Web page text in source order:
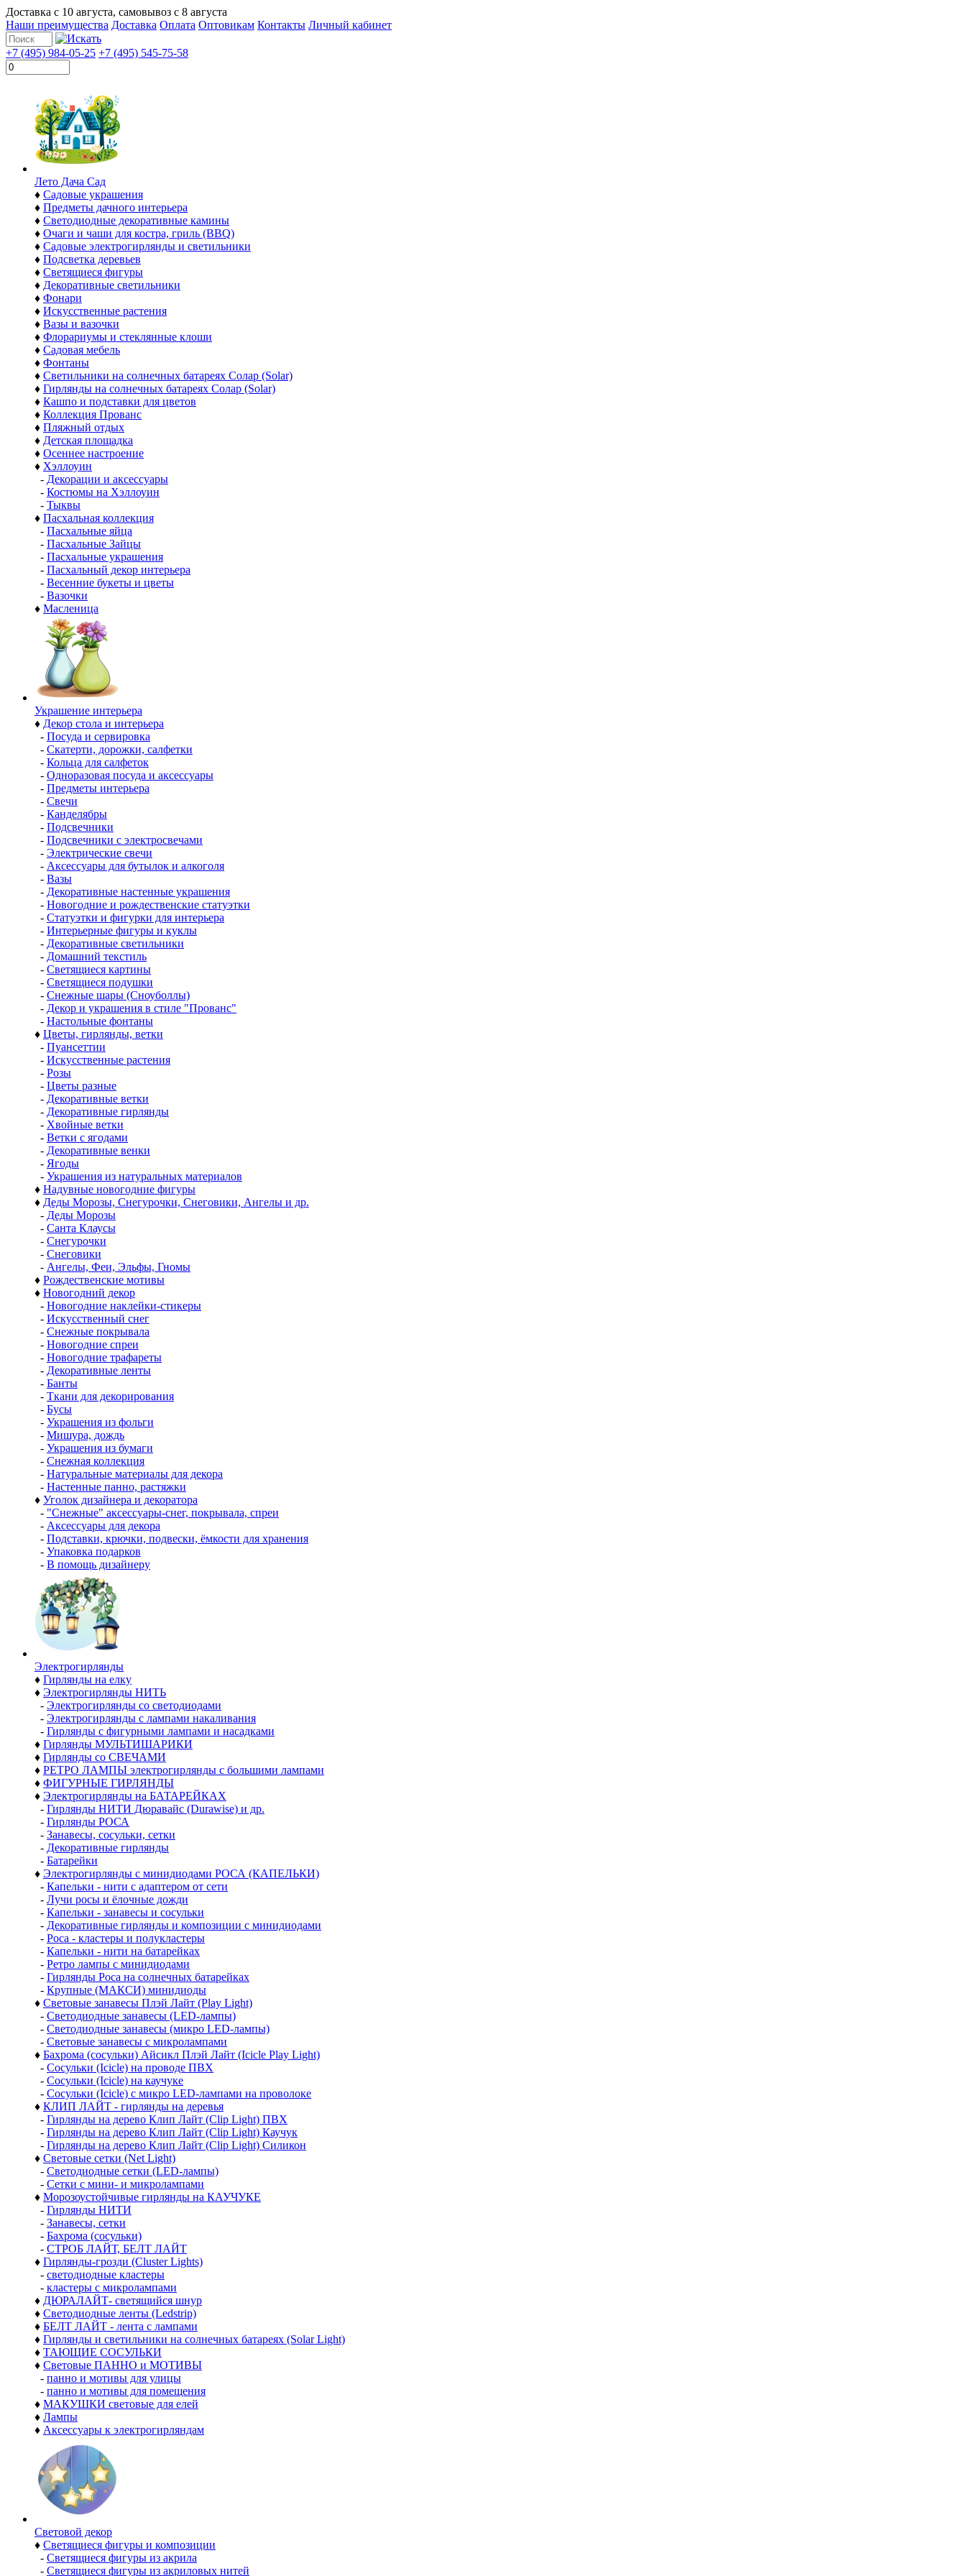
Доставка с 10 августа, самовывоз с 8 августа
Наши преимущества Доставка Оплата Оптовикам Контакты Личный кабинет
+7 (495) 984-05-25 +7 (495) 545-75-58
Лето Дача Сад
♦ Садовые украшения
♦ Предметы дачного интерьера
♦ Светодиодные декоративные камины
♦ Очаги и чаши для костра, гриль (BBQ)
♦ Садовые электрогирлянды и светильники
♦ Подсветка деревьев
♦ Светящиеся фигуры
♦ Декоративные светильники
♦ Фонари
♦ Искусственные растения
♦ Вазы и вазочки
♦ Флорариумы и стеклянные клоши
♦ Садовая мебель
♦ Фонтаны
♦ Светильники на солнечных батареях Солар (Solar)
♦ Гирлянды на солнечных батареях Солар (Solar)
♦ Кашпо и подставки для цветов
♦ Коллекция Прованс
♦ Пляжный отдых
♦ Детская площадка
♦ Осеннее настроение
♦ Хэллоуин
- Декорации и аксессуары
- Костюмы на Хэллоуин
- Тыквы
♦ Пасхальная коллекция
- Пасхальные яйца
- Пасхальные Зайцы
- Пасхальные украшения
- Пасхальный декор интерьера
- Весенние букеты и цветы
- Вазочки
♦ Масленица
Украшение интерьера
♦ Декор стола и интерьера
- Посуда и сервировка
- Скатерти, дорожки, салфетки
- Кольца для салфеток
- Одноразовая посуда и аксессуары
- Предметы интерьера
- Свечи
- Канделябры
- Подсвечники
- Подсвечники с электросвечами
- Электрические свечи
- Аксессуары для бутылок и алкоголя
- Вазы
- Декоративные настенные украшения
- Новогодние и рождественские статуэтки
- Статуэтки и фигурки для интерьера
- Интерьерные фигуры и куклы
- Декоративные светильники
- Домашний текстиль
- Светящиеся картины
- Светящиеся подушки
- Снежные шары (Сноуболлы)
- Декор и украшения в стиле "Прованс"
- Настольные фонтаны
♦ Цветы, гирлянды, ветки
- Пуансеттии
- Искусственные растения
- Розы
- Цветы разные
- Декоративные ветки
- Декоративные гирлянды
- Хвойные ветки
- Ветки с ягодами
- Декоративные венки
- Ягоды
- Украшения из натуральных материалов
♦ Надувные новогодние фигуры
♦ Деды Морозы, Снегурочки, Снеговики, Ангелы и др.
- Деды Морозы
- Санта Клаусы
- Снегурочки
- Снеговики
- Ангелы, Феи, Эльфы, Гномы
♦ Рождественские мотивы
♦ Новогодний декор
- Новогодние наклейки-стикеры
- Искусственный снег
- Снежные покрывала
- Новогодние спреи
- Новогодние трафареты
- Декоративные ленты
- Банты
- Ткани для декорирования
- Бусы
- Украшения из фольги
- Мишура, дождь
- Украшения из бумаги
- Снежная коллекция
- Натуральные материалы для декора
- Настенные панно, растяжки
♦ Уголок дизайнера и декоратора
- "Снежные" аксессуары-снег, покрывала, спреи
- Аксессуары для декора
- Подставки, крючки, подвески, ёмкости для хранения
- Упаковка подарков
- В помощь дизайнеру
Электро­гирлянды
♦ Гирлянды на елку
♦ Электрогирлянды НИТЬ
- Электрогирлянды со светодиодами
- Электрогирлянды с лампами накаливания
- Гирлянды с фигурными лампами и насадками
♦ Гирлянды МУЛЬТИШАРИКИ
♦ Гирлянды со СВЕЧАМИ
♦ РЕТРО ЛАМПЫ электрогирлянды с большими лампами
♦ ФИГУРНЫЕ ГИРЛЯНДЫ
♦ Электрогирлянды на БАТАРЕЙКАХ
- Гирлянды НИТИ Дюравайс (Durawise) и др.
- Гирлянды РОСА
- Занавесы, сосульки, сетки
- Декоративные гирлянды
- Батарейки
♦ Электрогирлянды с минидиодами РОСА (КАПЕЛЬКИ)
- Капельки - нити с адаптером от сети
- Лучи росы и ёлочные дожди
- Капельки - занавесы и сосульки
- Декоративные гирлянды и композиции с минидиодами
- Роса - кластеры и полукластеры
- Капельки - нити на батарейках
- Ретро лампы с минидиодами
- Гирлянды Роса на солнечных батарейках
- Крупные (МАКСИ) минидиоды
♦ Световые занавесы Плэй Лайт (Play Light)
- Светодиодные занавесы (LED-лампы)
- Светодиодные занавесы (микро LED-лампы)
- Световые занавесы с микролампами
♦ Бахрома (сосульки) Айсикл Плэй Лайт (Icicle Play Light)
- Сосульки (Icicle) на проводе ПВХ
- Сосульки (Icicle) на каучуке
- Сосульки (Icicle) с микро LED-лампами на проволоке
♦ КЛИП ЛАЙТ - гирлянды на деревья
- Гирлянды на дерево Клип Лайт (Clip Light) ПВХ
- Гирлянды на дерево Клип Лайт (Clip Light) Каучук
- Гирлянды на дерево Клип Лайт (Clip Light) Силикон
♦ Световые сетки (Net Light)
- Светодиодные сетки (LED-лампы)
- Сетки с мини- и микролампами
♦ Морозоустойчивые гирлянды на КАУЧУКЕ
- Гирлянды НИТИ
- Занавесы, сетки
- Бахрома (сосульки)
- СТРОБ ЛАЙТ, БЕЛТ ЛАЙТ
♦ Гирлянды-грозди (Cluster Lights)
- светодиодные кластеры
- кластеры с микролампами
♦ ДЮРАЛАЙТ- светящийся шнур
♦ Светодиодные ленты (Ledstrip)
♦ БЕЛТ ЛАЙТ - лента с лампами
♦ Гирлянды и светильники на солнечных батареях (Solar Light)
♦ ТАЮЩИЕ СОСУЛЬКИ
♦ Световые ПАННО и МОТИВЫ
- панно и мотивы для улицы
- панно и мотивы для помещения
♦ МАКУШКИ световые для елей
♦ Лампы
♦ Аксессуары к электрогирляндам
Световой декор
♦ Светящиеся фигуры и композиции
- Светящиеся фигуры из акрила
- Светящиеся фигуры из акриловых нитей